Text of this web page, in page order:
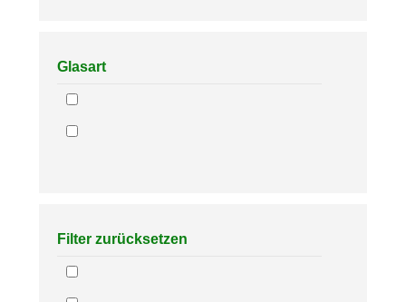
Glasart
Filter zurücksetzen